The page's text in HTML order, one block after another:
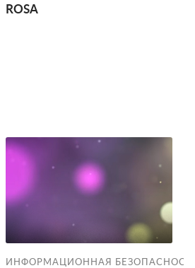
ROSA
ИНФОРМАЦИОННАЯ БЕЗОПАСНОСТЬ